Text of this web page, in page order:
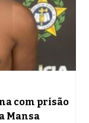
com prisão
Mansa